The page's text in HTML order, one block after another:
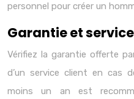
personnel pour créer un
Garantie et
Vérifiez la garantie offerte
d’un service client en cas
moins un an est